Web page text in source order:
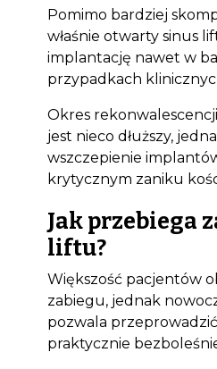
Pomimo bardziej
właśnie otwarty sinus
implantację nawet w
przypadkach
Okres
jest nieco dłuższy,
wszczepienie
krytycznym zaniku
Jak przebiega
liftu?
Większość pacjentów
zabiegu, jednak
pozwala
praktycznie